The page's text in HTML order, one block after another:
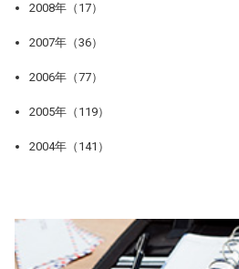
2008年（17）
2007年（36）
2006年（77）
2005年（119）
2004年（141）